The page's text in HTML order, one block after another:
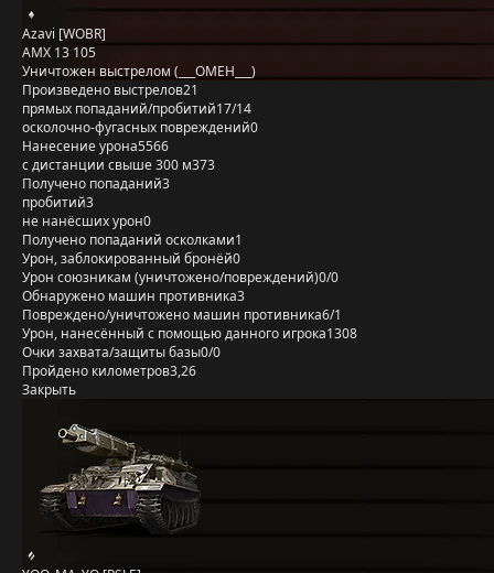
Azavi [WOBR]
AMX 13 105
Уничтожен выстрелом (___OMEH___)
Произведено выстрелов21
прямых попаданий/пробитий17/14
осколочно-фугасных повреждений0
Нанесение урона5566
с дистанции свыше 300 м373
Получено попаданий3
пробитий3
не нанёсших урон0
Получено попаданий осколками1
Урон, заблокированный бронёй0
Урон союзникам (уничтожено/повреждений)0/0
Обнаружено машин противника3
Повреждено/уничтожено машин противника6/1
Урон, нанесённый с помощью данного игрока1308
Очки захвата/защиты базы0/0
Пройдено километров3,26
Закрыть